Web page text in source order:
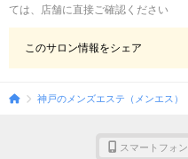
ては、店舗に直接ご確認ください
このサロン情報をシェア
神戸のメンズエステ（メンエス）
スマートフォン